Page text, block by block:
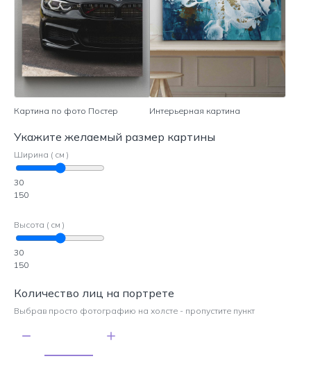
Картина по фото Постер Интерьерная картина
Укажите желаемый размер картины
Ширина ( см )
30
150
Высота ( см )
30
150
Количество лиц на портрете
Выбрав просто фотографию на холсте - пропустите пункт